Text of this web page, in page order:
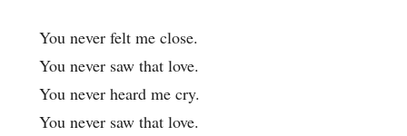
You never felt me close.
You never saw that love.
You never heard me cry.
You never saw that love.